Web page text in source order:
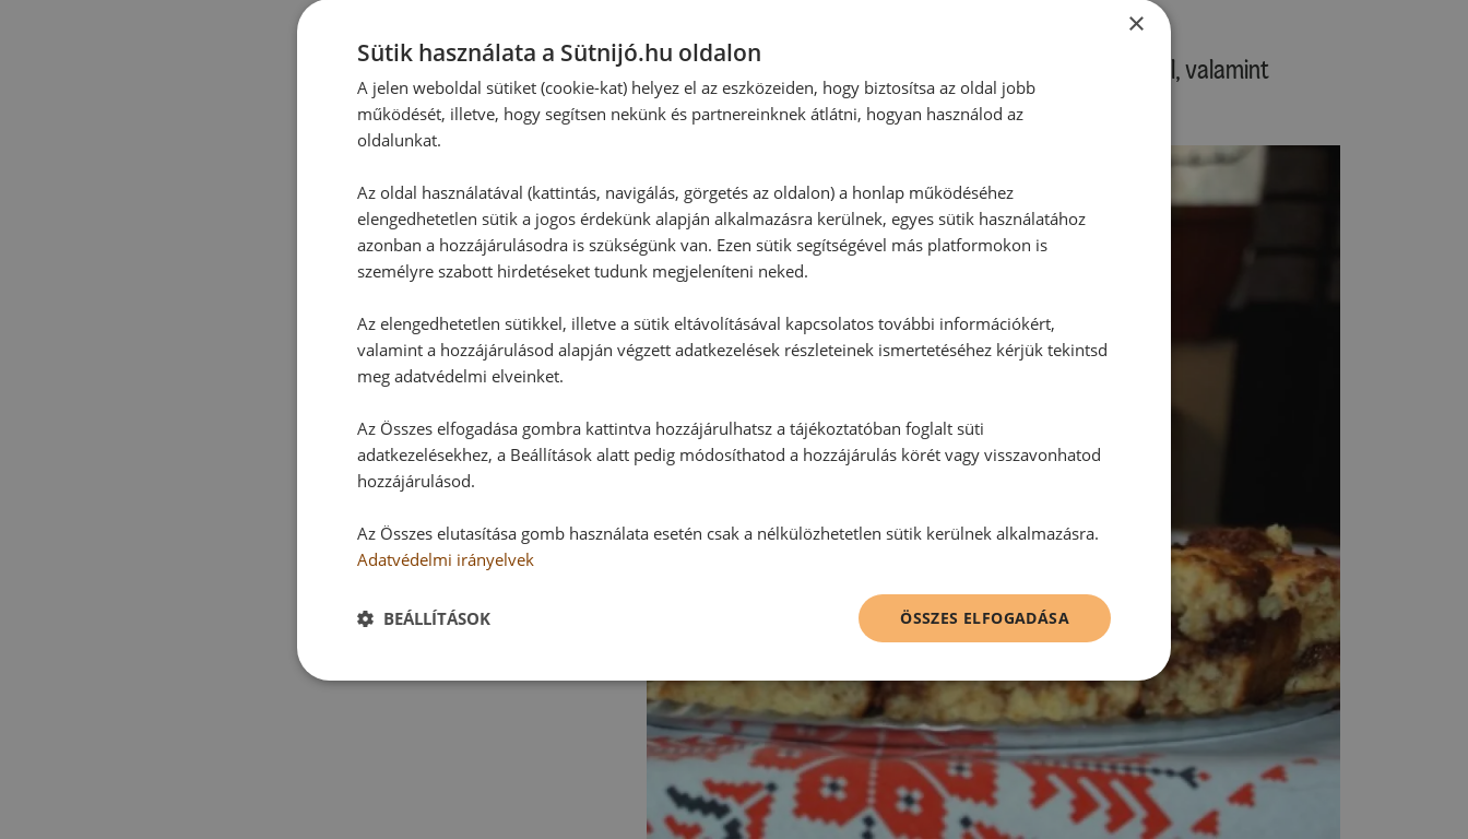
Alternatív elkészítés
A tészta könnyen lyukad, ezért vigyázzunk a nyújtásnál, valamint
érdemes kézzel nekiállni nyújtani.
×
Sütik használata a Sütnijó.hu oldalon
A jelen weboldal sütiket (cookie-kat) helyez el az eszközeiden, hogy biztosítsa az oldal jobb
működését, illetve, hogy segítsen nekünk és partnereinknek átlátni, hogyan használod az
oldalunkat.
Az oldal használatával (kattintás, navigálás, görgetés az oldalon) a honlap működéséhez
elengedhetetlen sütik a jogos érdekünk alapján alkalmazásra kerülnek, egyes sütik használatához
azonban a hozzájárulásodra is szükségünk van. Ezen sütik segítségével más platformokon is
személyre szabott hirdetéseket tudunk megjeleníteni neked.
Az elengedhetetlen sütikkel, illetve a sütik eltávolításával kapcsolatos további információkért,
valamint a hozzájárulásod alapján végzett adatkezelések részleteinek ismertetéséhez kérjük tekintsd
meg adatvédelmi elveinket.
Az Összes elfogadása gombra kattintva hozzájárulhatsz a tájékoztatóban foglalt süti
adatkezelésekhez, a Beállítások alatt pedig módosíthatod a hozzájárulás körét vagy visszavonhatod
hozzájárulásod.
Az Összes elutasítása gomb használata esetén csak a nélkülözhetetlen sütik kerülnek alkalmazásra.
Adatvédelmi irányelvek
ÖSSZES ELFOGADÁSA
BEÁLLÍTÁSOK